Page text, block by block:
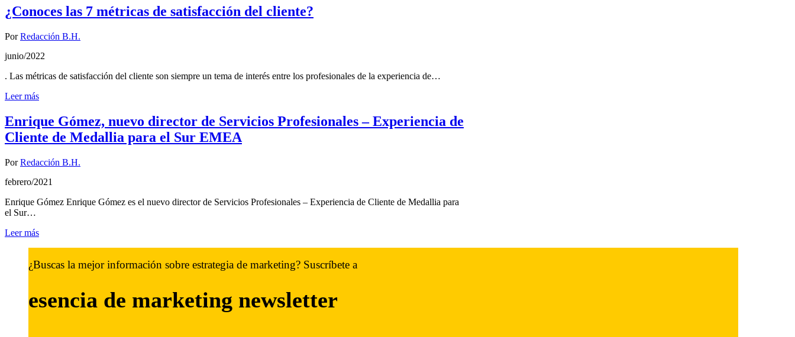
¿Conoces las 7 métricas de satisfacción del cliente?
PorRedacción B.H.
junio/2022
. Las métricas de satisfacción del cliente son siempre un tema de interés entre los profesionales de la experiencia de…
Leer más
Enrique Gómez, nuevo director de Servicios Profesionales – Experiencia de
Cliente de Medallia para el Sur EMEA
PorRedacción B.H.
febrero/2021
Enrique Gómez Enrique Gómez es el nuevo director de Servicios Profesionales – Experiencia de Cliente de Medallia para
el Sur…
Leer más
¿Buscas la mejor información sobre estrategia de marketing? Suscríbete a
esencia de marketing newsletter